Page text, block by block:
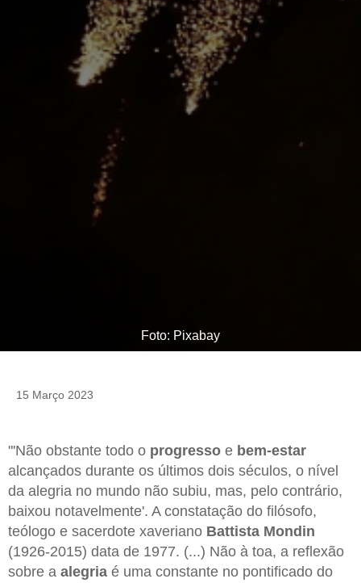
Foto: Pixabay
15 Março 2023
"'Não obstante todo o progresso e bem-estar
alcançados durante os últimos dois séculos, o nível
da alegria no mundo não subiu, mas, pelo contrário,
baixou notavelmente'. A constatação do filósofo,
teólogo e sacerdote xaveriano Battista Mondin
(1926-2015) data de 1977. (...) Não à toa, a reflexão
sobre a alegria é uma constante no pontificado do